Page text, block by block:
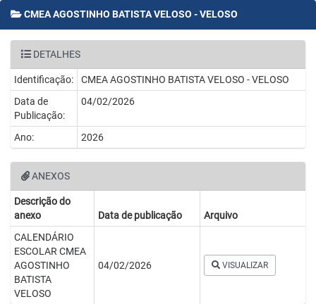
CMEA AGOSTINHO BATISTA VELOSO - VELOSO
DETALHES
Identificação:
CMEA AGOSTINHO BATISTA VELOSO - VELOSO
Data de
Publicação:
04/02/2026
Ano: 2026
ANEXOS
Descrição do
anexo
Data de publicação
Arquivo
CALENDÁRIO
ESCOLAR CMEA
AGOSTINHO
BATISTA
VELOSO
04/02/2026 VISUALIZAR